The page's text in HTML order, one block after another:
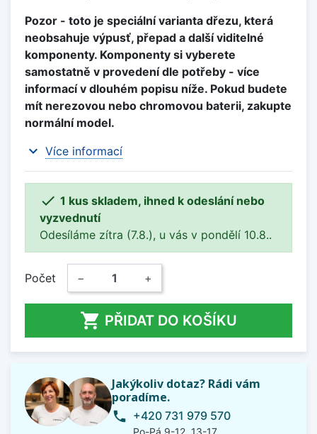
Pozor - toto je speciální varianta dřezu, která
neobsahuje výpusť, přepad a další viditelné
komponenty. Komponenty si vyberete
samostatně v provedení dle potřeby - více
informací v dlouhém popisu níže. Pokud budete
mít nerezovou nebo chromovou baterii, zakupte
normální model.
expand_more Více informací
 1 kus skladem, ihned k odeslání nebo
vyzvednutí
Odesíláme zítra (7.8.), u vás v pondělí 10.8..
Počet − +
 PŘIDAT DO KOŠÍKU
Jakýkoliv dotaz? Rádi vám
poradíme.
phone +420 731 979 570
Po-Pá 9-12, 13-17